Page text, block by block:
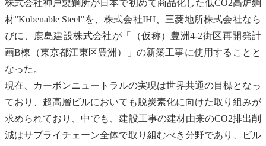
株式会社神戸製鋼所が日本で初めて商品化した低CO2高炉鋼
材”Kobenable Steel”を、株式会社IHI、三菱地所株式会社なら
びに、鹿島建設株式会社が「（仮称）豊洲4-2街区再開発計
画B棟（東京都江東区豊洲）」の新築工事に使用することと
なった。
現在、
カーボンニュートラルの実現は世界共通の目標となっ
ており、超高層ビルにおいても脱炭素化に向けた取り組みが
求められており、中でも、建設工事の建材由来のCO2排出削
減はサプライチェーン全体で取り組むべき分野であり、ビル